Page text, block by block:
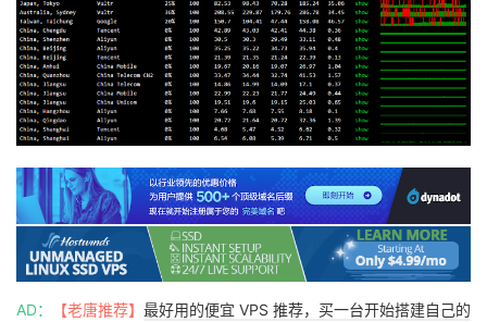
AD： 【老唐推荐】 最好用的便宜 VPS 推荐，买一台开始搭建自己的